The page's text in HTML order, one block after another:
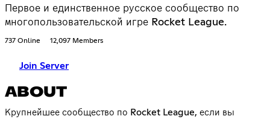
Первое и единственное русское сообщество по
многопользовательской игре Rocket League.
737 Online 12,097 Members
Join Server
ABOUT
Крупнейшее сообщество по Rocket League, если вы